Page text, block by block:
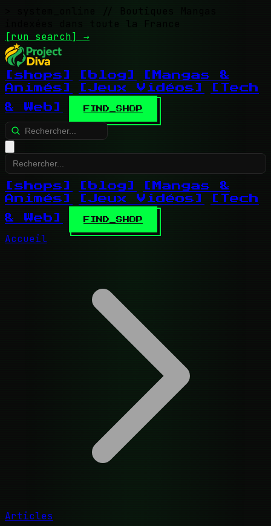
// Boutiques Mangas
indexées dans toute la France
[run search] →
[shops] [blog]
[Mangas &
Animés]
[Jeux Vidéos]
[Tech
& Web]
FIND_SHOP
[shops] [blog]
[Mangas &
Animés]
[Jeux Vidéos]
[Tech
& Web]
FIND_SHOP
Accueil
Articles